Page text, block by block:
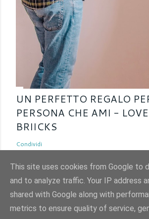
UN PERFETTO REGALO
PERSONA CHE AMI -
BRIICKS
Condividi
Powered by Blogger
This site uses cookies from Google to
and to analyze traffic. Your IP address
shared with Google along with
metrics to ensure quality of service,